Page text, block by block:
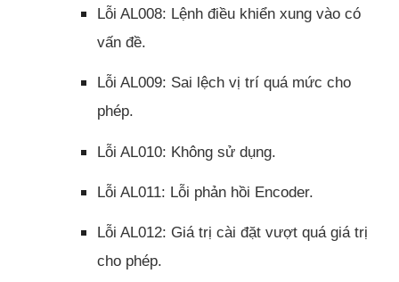
Lỗi AL008: Lệnh điều khiển xung vào có
vấn đề.
Lỗi AL009: Sai lệch vị trí quá mức cho
phép.
Lỗi AL010: Không sử dụng.
Lỗi AL011: Lỗi phản hồi Encoder.
Lỗi AL012: Giá trị cài đặt vượt quá giá trị
cho phép.